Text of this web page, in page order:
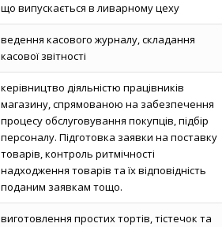
що випускається в ливарному цеху
ведення касового журналу, складання
касової звітності
керівництво діяльністю працівників
магазину, спрямованою на забезпечення
процесу обслуговування покупців, підбір
персоналу. Підготовка заявки на поставку
товарів, контроль ритмічності
надходження товарів та їх відповідність
поданим заявкам тощо.
виготовлення простих тортів, тістечок та